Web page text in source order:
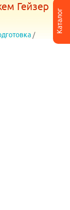
Каталог
Гейзер
/